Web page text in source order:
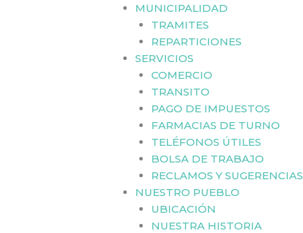
MUNICIPALIDAD
TRAMITES
REPARTICIONES
SERVICIOS
COMERCIO
TRANSITO
PAGO DE IMPUESTOS
FARMACIAS DE TURNO
TELÉFONOS ÚTILES
BOLSA DE TRABAJO
RECLAMOS Y SUGERENCIAS
NUESTRO PUEBLO
UBICACIÓN
NUESTRA HISTORIA